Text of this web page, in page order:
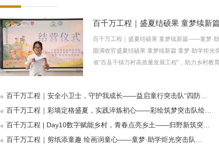
百千万工程｜盛夏结硕果 童梦续
百千万工程｜盛夏结硕果 童梦续新篇——童梦·
圆满收官盛夏结硕果 童梦续新篇 童梦·助学炬光
省“百县千镇万村高质量发展工程”，助力乡村教
百千万工程｜安全小卫士，守护我成长——益启童行突击队“四防…
百千万工程｜彩墙定格盛夏，实践淬炼初心——彩绘筑梦突击队绘…
百千万工程 | Day10数字赋能乡村，青春点亮乡土——归野新筑突…
百千万工程｜剪纸添童趣 绘画润童心——童梦·助学炬光突击队…